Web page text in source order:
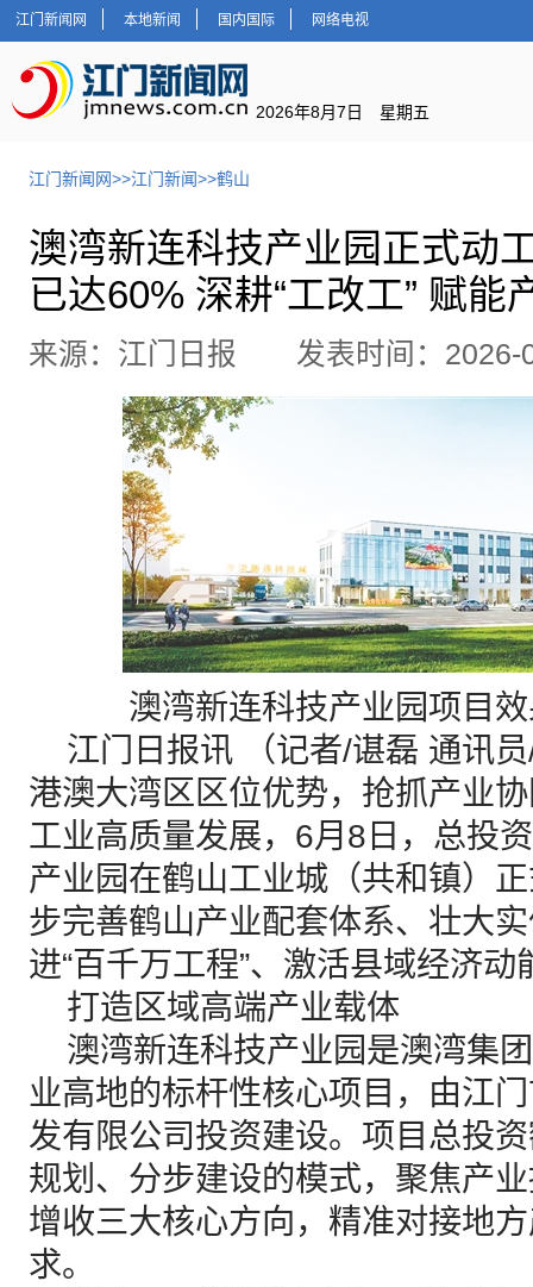
江门新闻网 本地新闻 国内国际 网络电视
2026年8月7日 星期五
江门新闻网>>江门新闻>>鹤山
澳湾新连科技产业园正式动
已达60% 深耕“工改工” 赋能
来源：江门日报 发表时间：
澳湾新连科技产业园项目
江门日报讯 （记者/谌磊 通讯
港澳大湾区区位优势，抢抓产业
工业高质量发展，6月8日，总投
产业园在鹤山工业城（共和镇）
步完善鹤山产业配套体系、壮大
进“百千万工程”、激活县域经济
打造区域高端产业载体
澳湾新连科技产业园是澳湾集
业高地的标杆性核心项目，由江
发有限公司投资建设。项目总投
规划、分步建设的模式，聚焦产
增收三大核心方向，精准对接地
求。